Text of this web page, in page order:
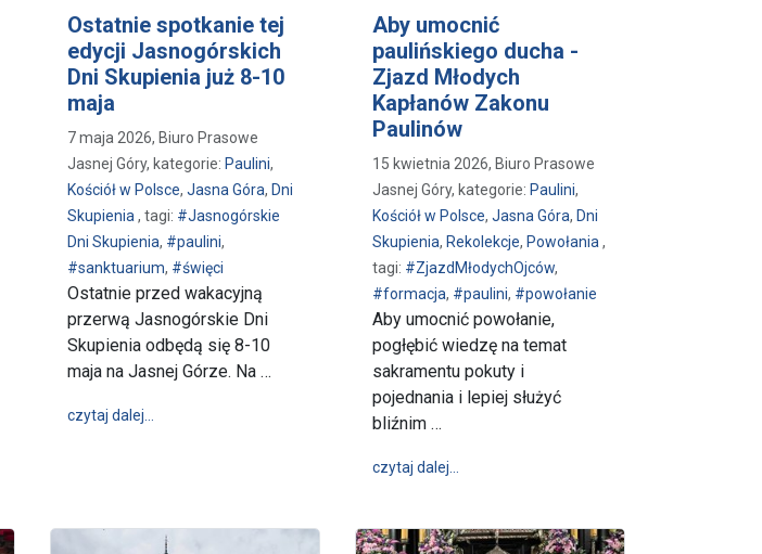
kleryków
przez życie - 70 lat kapłaństwa o. Jana Nalaskowskiego
Ostatnie spotkanie tej
edycji Jasnogórskich
Dni Skupienia już 8-10
maja
7 maja 2026, Biuro Prasowe
Jasnej Góry, kategorie: Paulini,
Kościół w Polsce, Jasna Góra, Dni
Skupienia , tagi: #Jasnogórskie
Dni Skupienia, #paulini,
#sanktuarium, #święci
Ostatnie przed wakacyjną
przerwą Jasnogórskie Dni
Skupienia odbędą się 8-10
maja na Jasnej Górze. Na …
czytaj dalej… wpis Ostatnie spotkanie tej edycji Jasnogórskich Dni Skupienia już 8-10 maja
Aby umocnić
paulińskiego ducha -
Zjazd Młodych
Kapłanów Zakonu
Paulinów
15 kwietnia 2026, Biuro Prasowe
Jasnej Góry, kategorie: Paulini,
Kościół w Polsce, Jasna Góra, Dni
Skupienia, Rekolekcje, Powołania ,
tagi: #ZjazdMłodychOjców,
#formacja, #paulini, #powołanie
Aby umocnić powołanie,
pogłębić wiedzę na temat
sakramentu pokuty i
pojednania i lepiej służyć
bliźnim …
czytaj dalej…